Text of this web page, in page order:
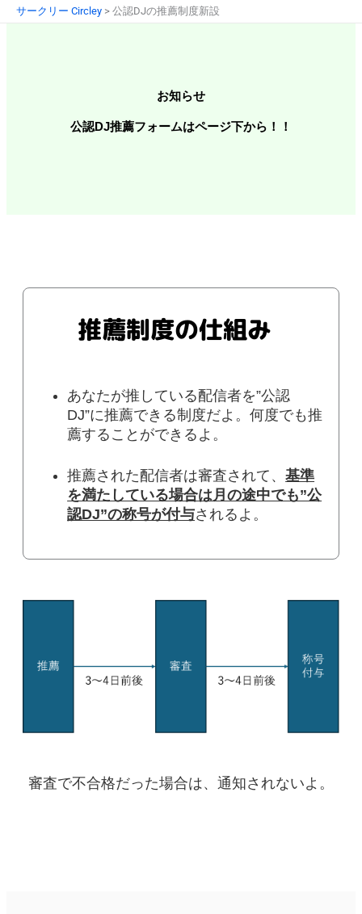
サークリー Circley > 公認DJの推薦制度新設
お知らせ
公認DJ推薦フォームはページ下から！！
推薦制度の仕組み
あなたが推している配信者を”公認
DJ”に推薦できる制度だよ。何度でも推
薦することができるよ。
推薦された配信者は審査されて、基準
を満たしている場合は月の途中でも”公
認DJ”の称号が付与されるよ。
審査で不合格だった場合は、通知されないよ。